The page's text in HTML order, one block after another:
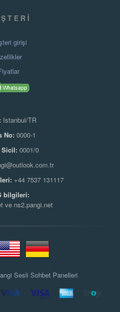
girişi
Istanbul/TR
No:0000-1
Sicil:0001/0
+44 7537 131117
bilgileri:
ve ns2.pangi.net
Sesli Sohbet Panelleri